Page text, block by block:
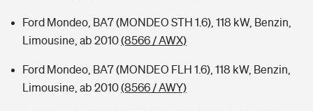
Ford Mondeo, BA7 (MONDEO STH 1.6), 118 kW, Benzin,
Limousine, ab 2010(8566 / AWX)
Ford Mondeo, BA7 (MONDEO FLH 1.6), 118 kW, Benzin,
Limousine, ab 2010(8566 / AWY)